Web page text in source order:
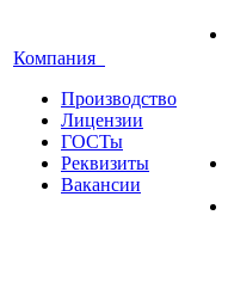
Компания
Производство
Лицензии
ГОСТы
Реквизиты
Вакансии